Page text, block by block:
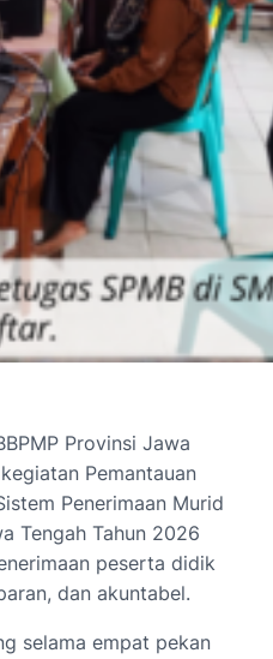
Provinsi Jawa
Pemantauan
Penerimaan Murid
Tengah Tahun 2026
peserta didik
dan akuntabel.
selama empat pekan